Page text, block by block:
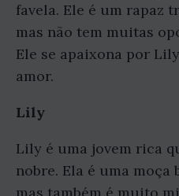
favela. Ele é um rapaz
mas não tem muitas
Ele se apaixona por
amor.
Lily
Lily é uma jovem rica
nobre. Ela é uma